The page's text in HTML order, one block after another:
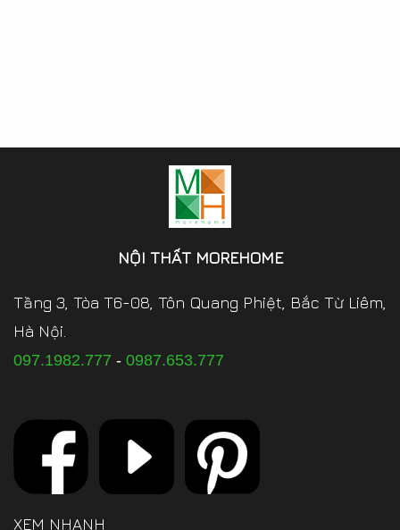
NỘI THẤT MOREHOME
Tầng 3, Tòa T6-08, Tôn Quang Phiệt, Bắc Từ Liêm,
Hà Nội.
097.1982.777 - 0987.653.777
XEM NHANH